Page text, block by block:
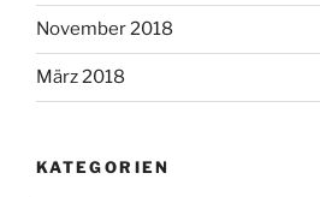
November 2018
März 2018
KATEGORIEN